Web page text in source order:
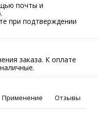
почты и
при подтверждении
заказа. К оплате
Применение Отзывы